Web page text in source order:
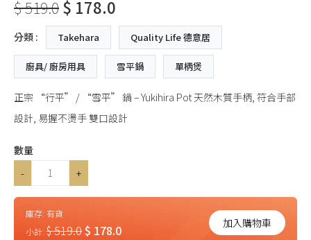
$ 519.0$ 178.0
分類 : Takehara Quality Life 德意居
廚具/ 廚房用具 雪平鍋 單柄煲
正宗 “行平” / “雪平” 鍋 – Yukihira Pot 天然木質手柄, 符合手部
設計, 易握不燙手 雙口設計
數量
-
+
庫存: 有貨
小計: $ 519.0$ 178.0 加入購物車